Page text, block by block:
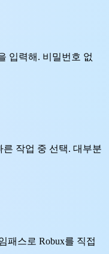
입력해. 비밀번호 없
작업 중 선택. 대부분
패스로 Robux를 직접